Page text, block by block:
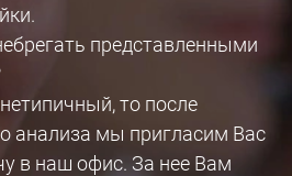
представленными
то после
анализа мы пригласим Вас
в наш офис. За нее Вам